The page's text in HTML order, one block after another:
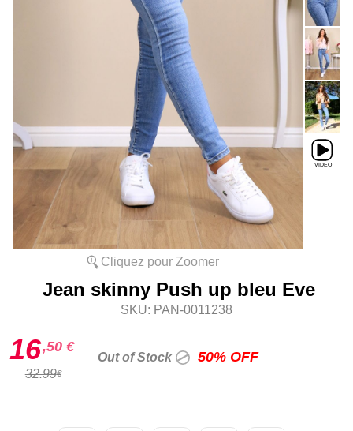
Cliquez pour Zoomer
Jean skinny Push up bleu Eve
SKU: PAN-0011238
16,50 €
32.99€
Out of Stock 50% OFF